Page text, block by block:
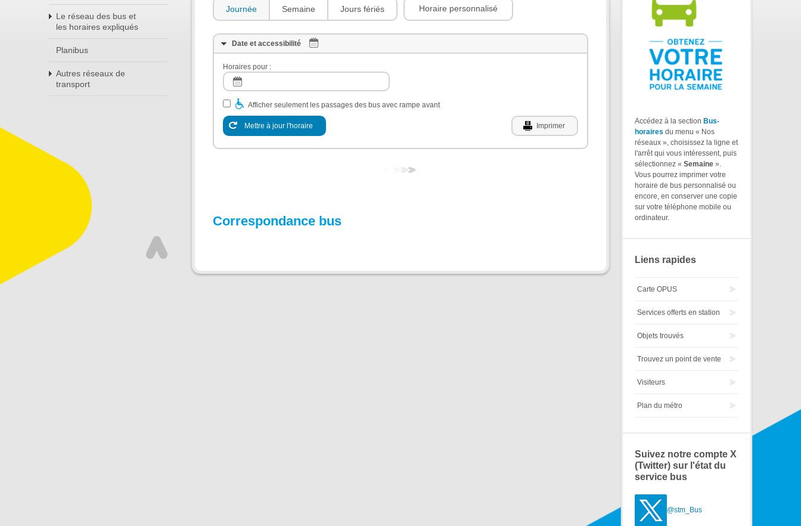
Le réseau des bus et
les horaires expliqués
Planibus
Autres réseaux de
transport
Journée Semaine Jours fériés Horaire personnalisé
Date et accessibilité
Horaires pour :
Afficher seulement les passages des bus avec rampe avant
Mettre à jour l'horaire Imprimer
Correspondance bus
Accédez à la section Bus-
horaires du menu « Nos
réseaux », choisissez la ligne et
l'arrêt qui vous intéressent, puis
sélectionnez « Semaine ».
Vous pourrez imprimer votre
horaire de bus personnalisé ou
encore, en conserver une copie
sur votre téléphone mobile ou
ordinateur.
Liens rapides
Carte OPUS
Services offerts en station
Objets trouvés
Trouvez un point de vente
Visiteurs
Plan du métro
Suivez notre compte X
(Twitter) sur l'état du
service bus
@stm_Bus